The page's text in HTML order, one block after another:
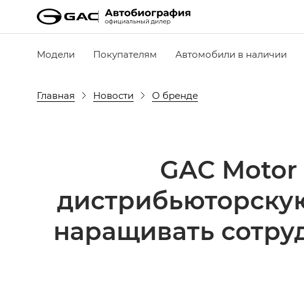
Модели Покупателям Автомобили в наличии
Главная Новости О бренде
GAC
наращивать